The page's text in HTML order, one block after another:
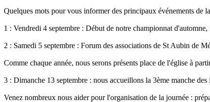
Quelques mots pour vous informer des principaux événements de
1 : Vendredi 4 septembre : Début de notre championnat
2 : Samedi 5 septembre : Forum des associations de St Aubin de
Comme chaque année, nous serons présents place de l'église à
3 : Dimanche 13 septembre : nous accueillons la 3ème manche des
Venez nombreux nous aider pour l'organisation de la journée :